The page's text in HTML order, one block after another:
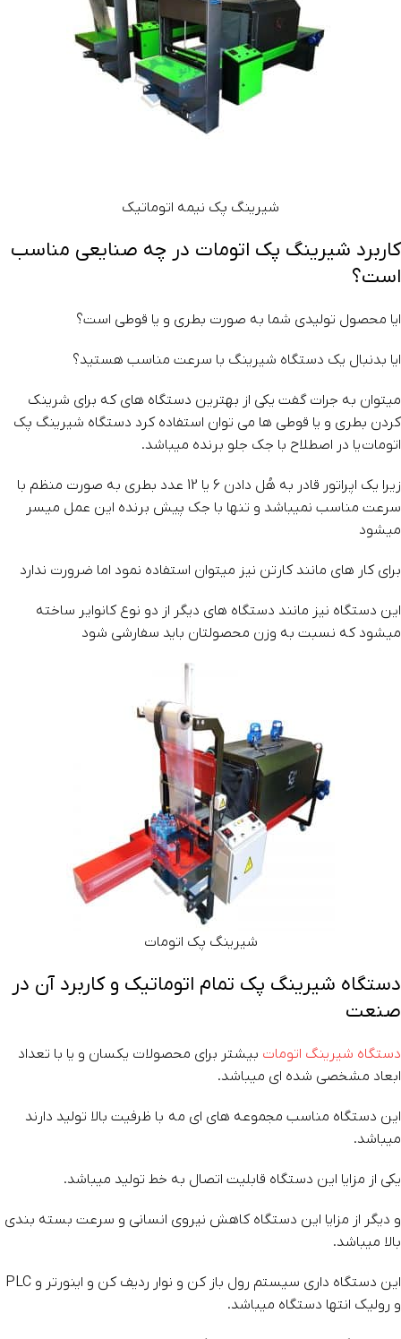
شیرینگ پک نیمه اتوماتیک
کاربرد شیرینگ پک اتومات در چه صنایعی مناسب
است؟
ایا محصول تولیدی شما به صورت بطری و یا قوطی است؟
ایا بدنبال یک دستگاه شیرینگ با سرعت مناسب هستید؟
میتوان به جرات گفت یکی از بهترین دستگاه های که برای شرینک
کردن بطری و یا قوطی ها می توان استفاده کرد دستگاه شیرینگ پک
اتومات یا در اصطلاح با جک جلو برنده میباشد.
زیرا یک اپراتور قادر به هُل دادن 6 یا 12 عدد بطری به صورت منظم با
سرعت مناسب نمیباشد و تنها با جک پیش برنده این عمل میسر
میشود
برای کار های مانند کارتن نیز میتوان استفاده نمود اما ضرورت ندارد
این دستگاه نیز مانند دستگاه های دیگر از دو نوع کانوایر ساخته
میشود که نسبت به وزن محصولتان باید سفارشی شود
شیرینگ پک اتومات
دستگاه شیرینگ پک تمام اتوماتیک و کاربرد آن در
صنعت
دستگاه شیرینگ اتومات بیشتر برای محصولات یکسان و یا با تعداد
ابعاد مشخصی شده ای میباشد.
این دستگاه مناسب مجموعه های ای مه با ظرفیت بالا تولید دارند
میباشد.
یکی از مزایا این دستگاه قابلیت اتصال به خط تولید میباشد.
و دیگر از مزایا این دستگاه کاهش نیروی انسانی و سرعت بسته بندی
بالا میباشد.
این دستگاه داری سیستم رول باز کن و نوار ردیف کن و اینورتر و PLC
و رولیک انتها دستگاه میباشد.